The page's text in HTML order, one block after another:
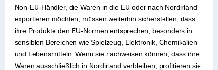
Non-EU-Händler, die Waren in die EU oder nach Nordirland
exportieren möchten, müssen weiterhin sicherstellen, dass
ihre Produkte den EU-Normen entsprechen, besonders in
sensiblen Bereichen wie Spielzeug, Elektronik, Chemikalien
und Lebensmitteln. Wenn sie nachweisen können, dass ihre
Waren ausschließlich in Nordirland verbleiben, profitieren sie